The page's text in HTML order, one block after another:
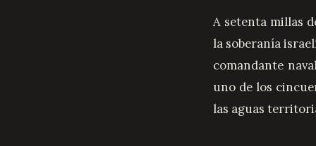
A setenta millas
la soberanía
comandante
uno de los
las aguas